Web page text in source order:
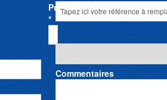
Prénom
*
Commentaires